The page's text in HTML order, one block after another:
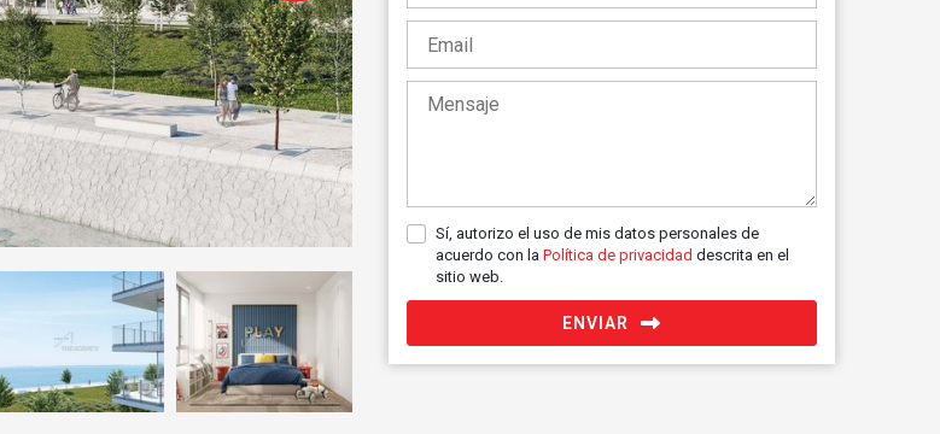
+34
Sí, autorizo el uso de mis datos personales de
acuerdo con la Política de privacidad descrita en el
sitio web.
ENVIAR